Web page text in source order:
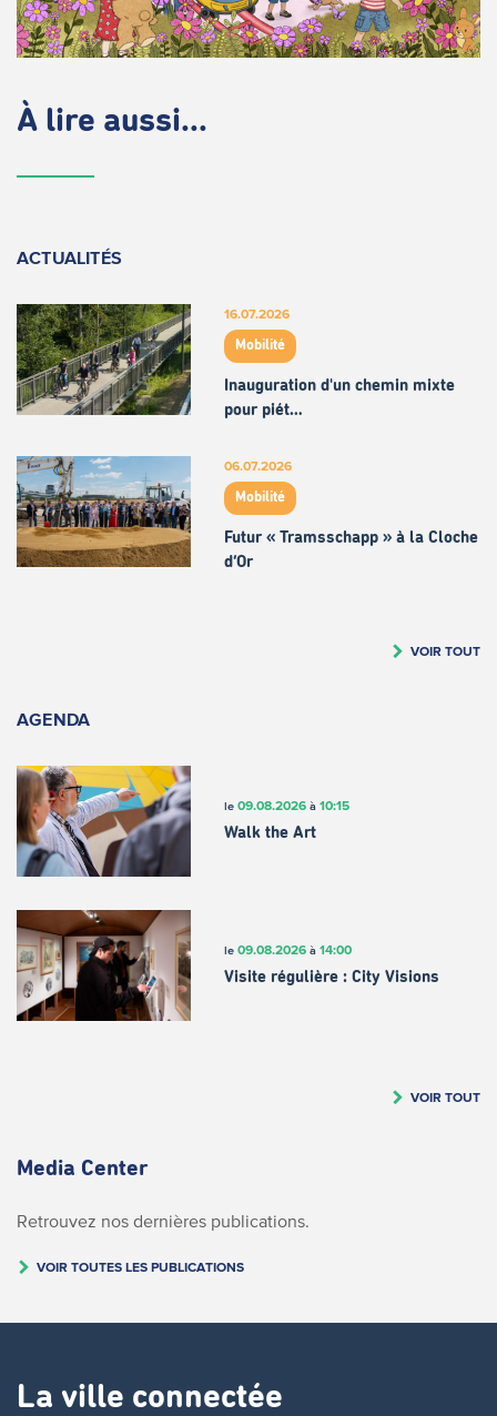
À lire aussi...
ACTUALITÉS
16.07.2026
Mobilité
Inauguration d'un chemin mixte
pour piét…
06.07.2026
Mobilité
Futur « Tramsschapp » à la Cloche
d’Or
VOIR TOUT
AGENDA
le 09.08.2026à 10:15
Walk the Art
le 09.08.2026à 14:00
Visite régulière : City Visions
VOIR TOUT
Media Center
Retrouvez nos dernières publications.
VOIR TOUTES LES PUBLICATIONS
La ville connectée